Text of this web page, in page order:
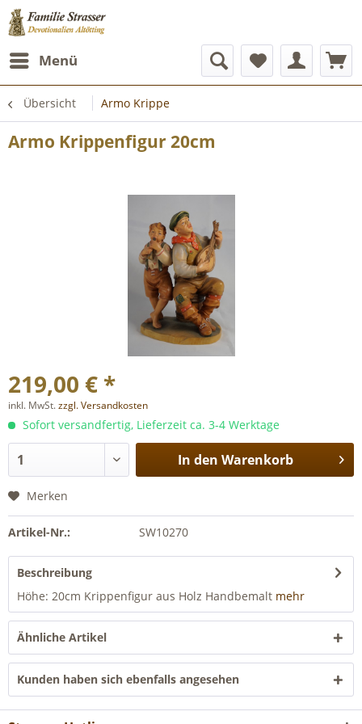
Menü
Übersicht Armo Krippe
Armo Krippenfigur 20cm
219,00 € *
inkl. MwSt.zzgl. Versandkosten
Sofort versandfertig, Lieferzeit ca. 3-4 Werktage
In den Warenkorb
Merken
Artikel-Nr.: SW10270
Beschreibung
Höhe: 20cm Krippenfigur aus Holz Handbemalt mehr
Ähnliche Artikel
Kunden haben sich ebenfalls angesehen